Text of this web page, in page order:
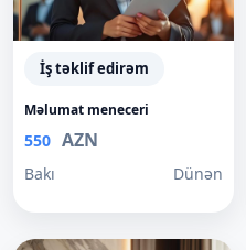
İş təklif edirəm
Məlumat meneceri
550 AZN
Bakı Dünən